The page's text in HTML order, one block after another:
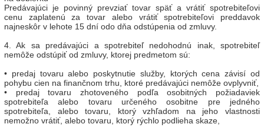
Predávajúci je povinný prevziať tovar späť a vrátiť spotrebiteľovi
cenu zaplatenú za tovar alebo vrátiť spotrebiteľovi preddavok
najneskôr v lehote 15 dní odo dňa odstúpenia od zmluvy.
4. Ak sa predávajúci a spotrebiteľ nedohodnú inak, spotrebiteľ
nemôže odstúpiť od zmluvy, ktorej predmetom sú:
• predaj tovaru alebo poskytnutie služby, ktorých cena závisí od
pohybu cien na finančnom trhu, ktoré predávajúci nemôže ovplyvniť,
• predaj tovaru zhotoveného podľa osobitných požiadaviek
spotrebiteľa alebo tovaru určeného osobitne pre jedného
spotrebiteľa, alebo tovaru, ktorý vzhľadom na jeho vlastnosti
nemožno vrátiť, alebo tovaru, ktorý rýchlo podlieha skaze,